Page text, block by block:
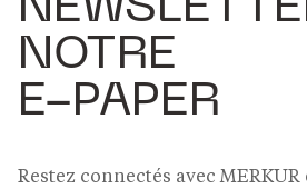
NOTRE
E-PAPER
Restez connectés avec